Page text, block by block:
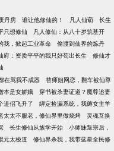
丹房 谁让他修仙的！ 凡人仙葫
长生
只想修仙
凡人修仙：从八十岁筑基开
我，掀起工业革命
偷渡到仙界的炼丹
府：资质平平的我只好苟出长生
修仙才
在骂我不成器
替师姐网恋，翻车被仙尊
本是女娇娥
穿书被杀妻证道？魔尊追妻
道侣飞升了
绑定捡漏系统，我薅女主羊
太太不服老，修仙界里做烧烤
灵魂互换
长生修仙从族学开始
小师妹叛宗后，
元太极道
修仙界杀我，我带蓝星全民修